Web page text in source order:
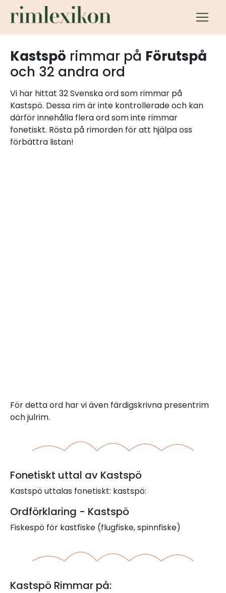
Kastspö rimmar på Förutspå
och 32 andra ord
Vi har hittat 32 Svenska ord som rimmar på
Kastspö. Dessa rim är inte kontrollerade och kan
därför innehålla flera ord som inte rimmar
fonetiskt. Rösta på rimorden för att hjälpa oss
förbättra listan!
För detta ord har vi även färdigskrivna presentrim
och julrim.
Fonetiskt uttal av Kastspö
Kastspö uttalas fonetiskt: kastspö:
Ordförklaring - Kastspö
Fiskespö för kastfiske (flugfiske, spinnfiske)
Kastspö Rimmar på: